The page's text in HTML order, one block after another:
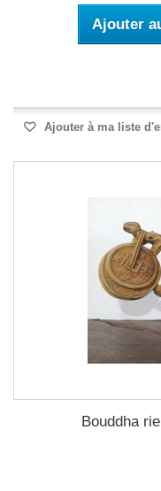
Ajouter
Ajouter à ma liste
Bouddha